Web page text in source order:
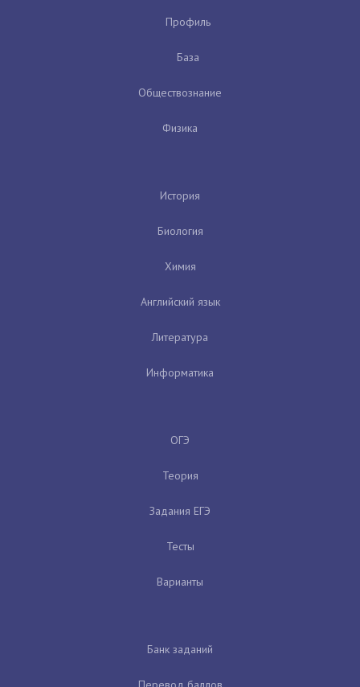
Профиль
База
Обществознание
Физика
История
Биология
Химия
Английский язык
Литература
Информатика
ОГЭ
Теория
Задания ЕГЭ
Тесты
Варианты
Банк заданий